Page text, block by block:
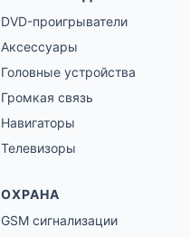
DVD-проигрыватели
Аксессуары
Головные устройства
Громкая связь
Навигаторы
Телевизоры
ОХРАНА
GSM сигнализации